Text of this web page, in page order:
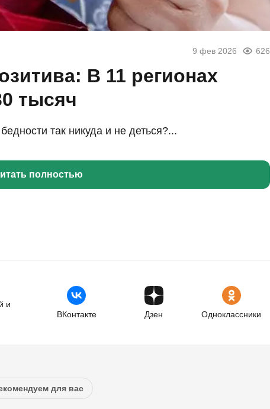
9 фев 2026 626
В 11 регионах
тысяч
так никуда и не деться?...
полностью
и
ВКонтакте Дзен Одноклассники
для вас